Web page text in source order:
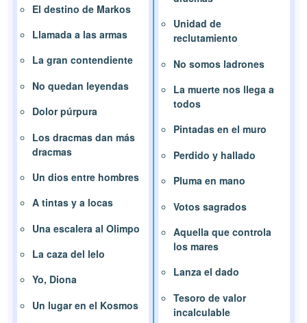
El destino de Markos
Llamada a las armas
La gran contendiente
No quedan leyendas
Dolor púrpura
Los dracmas dan más
dracmas
Un dios entre hombres
A tintas y a locas
Una escalera al Olimpo
La caza del lelo
Yo, Diona
Un lugar en el Kosmos
Unidad de
reclutamiento
No somos ladrones
La muerte nos llega a
todos
Pintadas en el muro
Perdido y hallado
Pluma en mano
Votos sagrados
Aquella que controla
los mares
Lanza el dado
Tesoro de valor
incalculable